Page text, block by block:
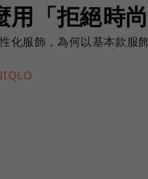
「拒絕時
化服飾，為何以基本款服